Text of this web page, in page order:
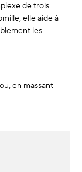
de trois
elle aide à
les
en massant